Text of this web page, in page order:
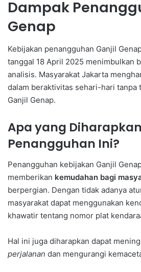
Dampak
Genap
Kebijakan penangguhan Ganjil
tanggal 18 April 2025 menimbulkan
analisis. Masyarakat Jakarta
dalam beraktivitas sehari-hari tanpa
Ganjil Genap.
Apa yang
Penangguhan Ini?
Penangguhan kebijakan Ganjil
memberikan kemudahan bagi
berpergian. Dengan tidak adanya
masyarakat dapat menggunakan
khawatir tentang nomor plat
Hal ini juga diharapkan dapat
perjalanan dan mengurangi